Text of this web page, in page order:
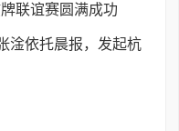
联谊赛圆满成功
淦依托晨报，发起杭